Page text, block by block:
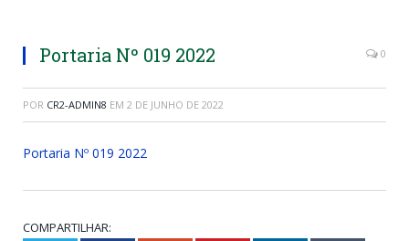
Portaria Nº 019 2022 0
POR CR2-ADMIN8 EM 2 DE JUNHO DE 2022
Portaria Nº 019 2022
COMPARTILHAR: